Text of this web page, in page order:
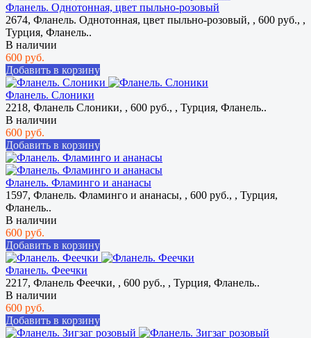
Фланель. Однотонная, цвет пыльно-розовый
2674, Фланель. Однотонная, цвет пыльно-розовый, , 600 руб., ,
Турция, Фланель..
В наличии
600 руб.
Добавить в корзину
Фланель. Слоники
2218, Фланель Слоники, , 600 руб., , Турция, Фланель..
В наличии
600 руб.
Добавить в корзину
Фланель. Фламинго и ананасы
1597, Фланель. Фламинго и ананасы, , 600 руб., , Турция,
Фланель..
В наличии
600 руб.
Добавить в корзину
Фланель. Феечки
2217, Фланель Феечки, , 600 руб., , Турция, Фланель..
В наличии
600 руб.
Добавить в корзину